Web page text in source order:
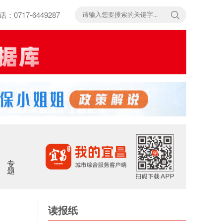
：0717-6449287
专题
读报纸